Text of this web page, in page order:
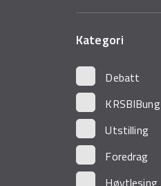
Kategori
Debatt
KRSBIBung
Utstilling
Foredrag
Høytlesing